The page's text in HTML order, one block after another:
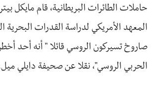
حاملات الطائرات البريطانية، قام مايكل
المعهد الأمريكي لدراسة القدرات
صاروخ تسيركون الروسي قائلا " أنه أحد
الحربي الروسي"، نقلا عن صحيفة دايلي